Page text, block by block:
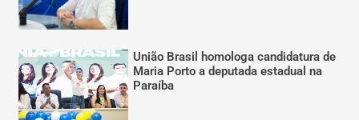
União Brasil homologa candidatura de
Maria Porto a deputada estadual na
Paraíba